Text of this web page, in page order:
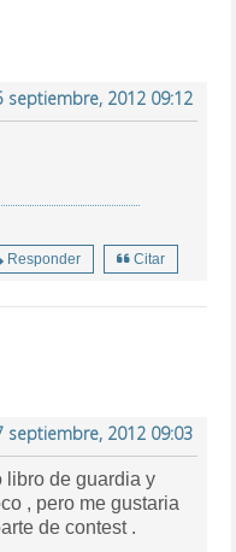
septiembre, 2012 09:12
Responder Citar
septiembre, 2012 09:03
libro de guardia y
, pero me gustaria
de contest .